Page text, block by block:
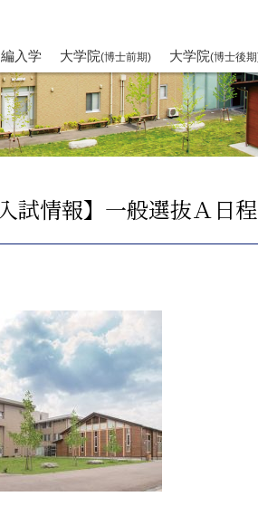
入学 大学院(博士前期) 大学院(博士後
試情報】一般選抜Ａ日